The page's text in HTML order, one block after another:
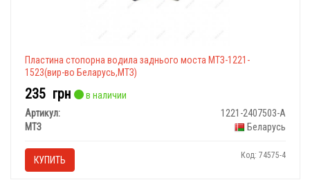
Пластина стопорна водила заднього моста МТЗ-1221-
1523(вир-во Беларусь,МТЗ)
235 грн
в наличии
Артикул:
1221-2407503-А
МТЗ
Беларусь
КУПИТЬ Код: 74575-4